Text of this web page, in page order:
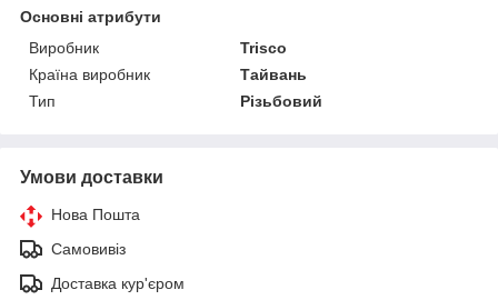
Основні атрибути
Виробник
Trisco
Країна виробник
Тайвань
Тип
Різьбовий
Умови доставки
Нова Пошта
Самовивіз
Доставка кур'єром